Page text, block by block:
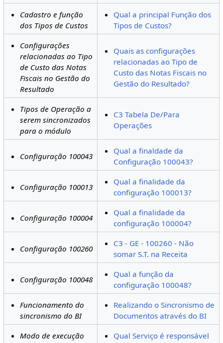
Cadastro e função
dos Tipos de Custos
Qual a principal Função dos
Tipos de Custos?
Configurações
relacionadas ao Tipo
de Custo das Notas
Fiscais no Gestão do
Resultado
Quais as configurações
relacionadas ao Tipo de
Custo das Notas Fiscais no
Gestão do Resultado?
Tipos de Operação a
serem sincronizados
para o módulo
C3 Tabela De/Para
Operações
Configuração 100043
Qual a finaldade da
Configuração 100043?
Configuração 100013
Qual a finalidade da
configuração 100013?
Configuração 100004
Qual a finalidade da
configuração 100004?
Configuração 100260
C3 - GE - 100260 - Não
somar S.T. na Receita
Configuração 100048
Qual a função da
configuração 100048?
Funcionamento do
sincronismo do BI
Realizando o Sincronismo de
Documentos através do BI
Modo de execução
Qual Serviço é responsável